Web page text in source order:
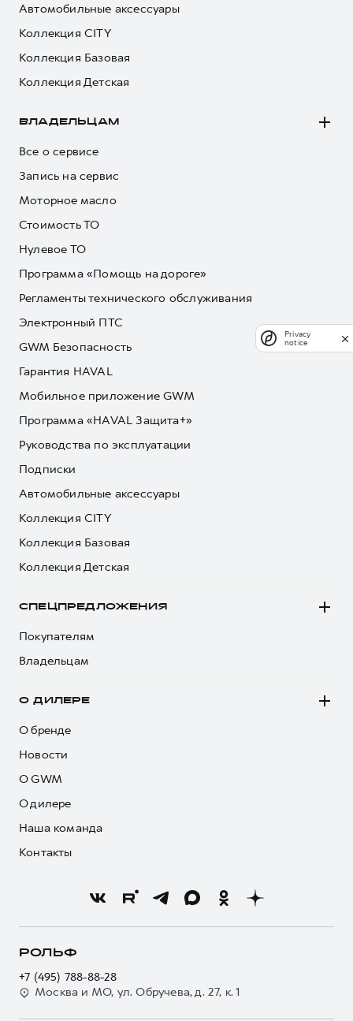
Автомобильные аксессуары
Коллекция CITY
Коллекция Базовая
Коллекция Детская
ВЛАДЕЛЬЦАМ
Все о сервисе
Запись на сервис
Моторное масло
Стоимость ТО
Нулевое ТО
Программа «Помощь на дороге»
Регламенты технического обслуживания
Электронный ПТС
GWM Безопасность
Гарантия HAVAL
Мобильное приложение GWM
Программа «HAVAL Защита+»
Руководства по эксплуатации
Подписки
Автомобильные аксессуары
Коллекция CITY
Коллекция Базовая
Коллекция Детская
СПЕЦПРЕДЛОЖЕНИЯ
Покупателям
Владельцам
О ДИЛЕРЕ
О бренде
Новости
О GWM
О дилере
Наша команда
Контакты
РОЛЬФ
+7 (495) 788-88-28
Москва и МО, ул. Обручева, д. 27, к. 1
Privacy
notice